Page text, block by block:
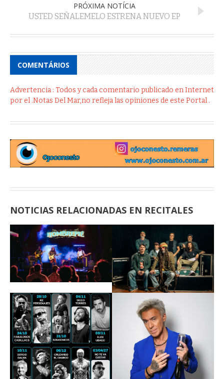
PRÓXIMA NOTÍCIA
USTED SEÑALEMELO ESTRENA NUEVO EP
COMENTÁRIOS
Advertencia : Todos y cada comentario publicado en Internet
por el .Notas Del Mar,no refleja las opiniones de este Portal .
NOTICIAS RELACIONADAS EN RECITALES